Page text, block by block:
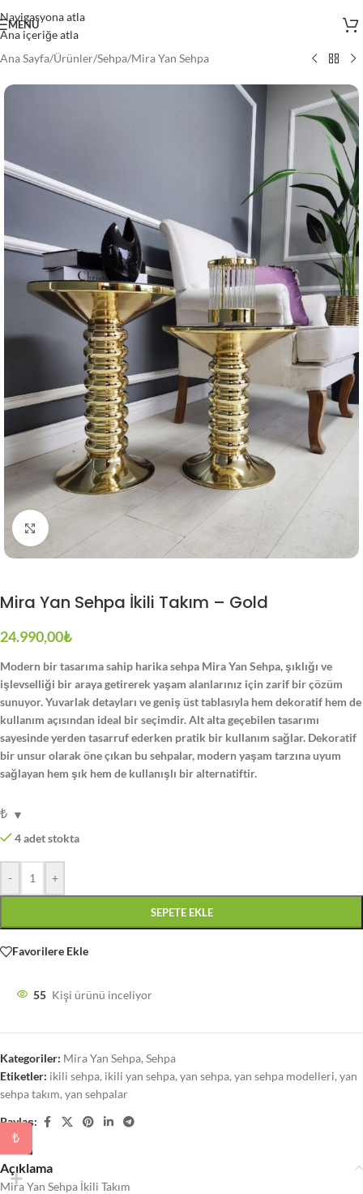
Navigasyona atla
Ana içeriğe atla
MENÜ
Ana Sayfa/Ürünler/Sehpa/Mira Yan Sehpa
Büyütmek için tıklayın
Mira Yan Sehpa İkili Takım – Gold
24.990,00₺
Modern bir tasarıma sahip harika sehpa Mira Yan Sehpa, şıklığı ve
işlevselliği bir araya getirerek yaşam alanlarınız için zarif bir çözüm
sunuyor. Yuvarlak detayları ve geniş üst tablasıyla hem dekoratif hem de
kullanım açısından ideal bir seçimdir. Alt alta geçebilen tasarımı
sayesinde yerden tasarruf ederken pratik bir kullanım sağlar. Dekoratif
bir unsur olarak öne çıkan bu sehpalar, modern yaşam tarzına uyum
sağlayan hem şık hem de kullanışlı bir alternatiftir.
₺
4 adet stokta
- +
SEPETE EKLE
Favorilere Ekle
55 Kişi ürünü inceliyor
Kategoriler: Mira Yan Sehpa, Sehpa
Etiketler: ikili sehpa, ikili yan sehpa, yan sehpa, yan sehpa modelleri, yan
sehpa takım, yan sehpalar
Paylaş:
Açıklama
Mira Yan Sehpa İkili Takım
₺